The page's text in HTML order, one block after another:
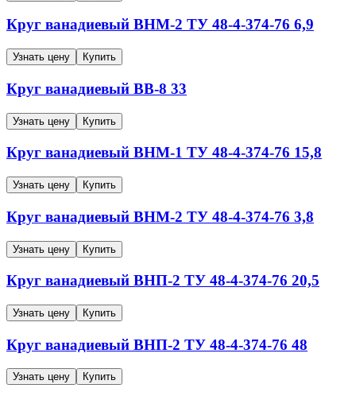
Круг ванадиевый ВНМ-2 ТУ 48-4-374-76 6,9
Узнать цену Купить
Круг ванадиевый ВВ-8 33
Узнать цену Купить
Круг ванадиевый ВНМ-1 ТУ 48-4-374-76 15,8
Узнать цену Купить
Круг ванадиевый ВНМ-2 ТУ 48-4-374-76 3,8
Узнать цену Купить
Круг ванадиевый ВНП-2 ТУ 48-4-374-76 20,5
Узнать цену Купить
Круг ванадиевый ВНП-2 ТУ 48-4-374-76 48
Узнать цену Купить